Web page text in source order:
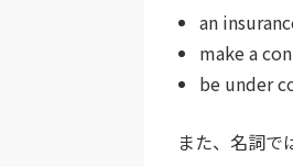
an
make a
be under
また、名詞で